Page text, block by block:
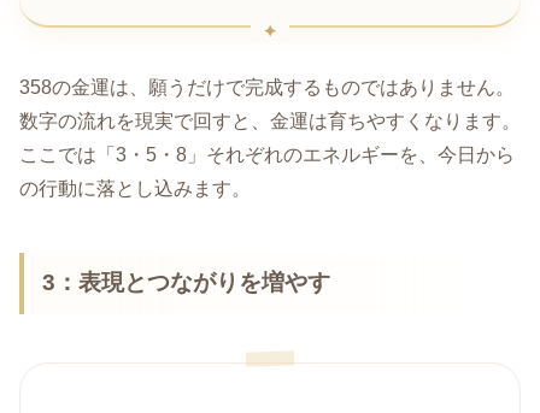
358の金運は、願うだけで完成するものではありません。
数字の流れを現実で回すと、金運は育ちやすくなります。
ここでは「3・5・8」それぞれのエネルギーを、今日から
の行動に落とし込みます。
3：表現とつながりを増やす